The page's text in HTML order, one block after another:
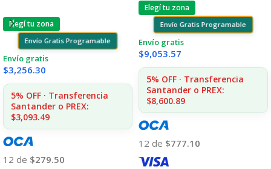
Elegí tu zona
Envío Gratis Programable
Envío gratis
$3,256.30
5% OFF · Transferencia
Santander o PREX:
$3,093.49
12 de $279.50
Elegí tu zona
Envío Gratis Programable
Envío gratis
$9,053.57
5% OFF · Transferencia
Santander o PREX:
$8,600.89
12 de $777.10